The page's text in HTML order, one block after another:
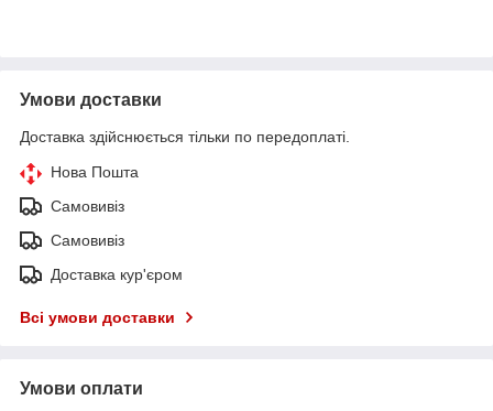
Умови доставки
Доставка здійснюється тільки по передоплаті.
Нова Пошта
Самовивіз
Самовивіз
Доставка кур'єром
Всі умови доставки
Умови оплати